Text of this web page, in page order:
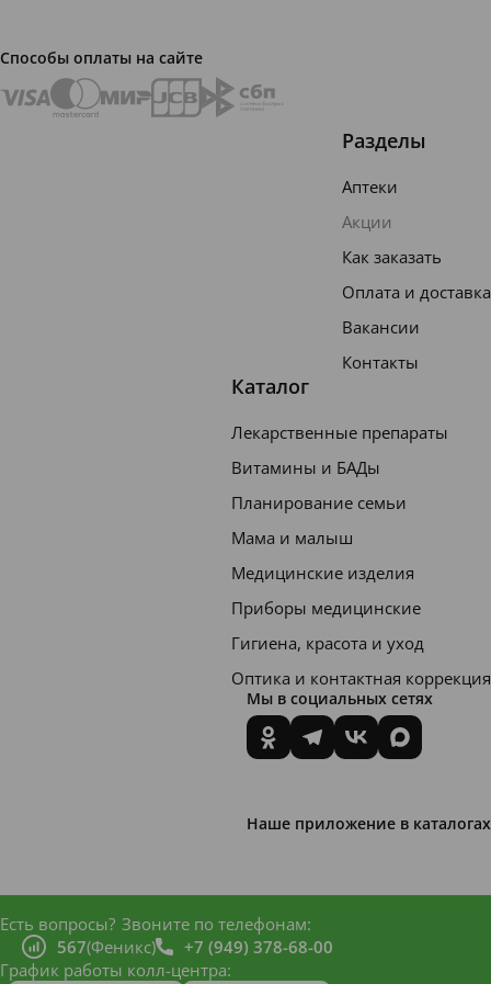
Способы оплаты на сайте
Разделы
Аптеки
Акции
Как заказать
Оплата и доставка
Вакансии
Контакты
Каталог
Лекарственные препараты
Витамины и БАДы
Планирование семьи
Мама и малыш
Медицинские изделия
Приборы медицинские
Гигиена, красота и уход
Оптика и контактная коррекция
Мы в социальных сетях
Наше приложение в каталогах
Есть вопросы? Звоните по телефонам:
567(Феникс)
+7 (949) 378-68-00
График работы колл-центра: